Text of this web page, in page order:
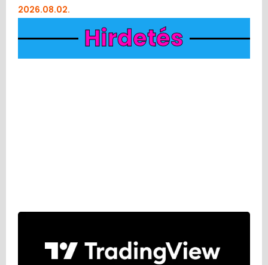
2026.08.02.
Hirdetés